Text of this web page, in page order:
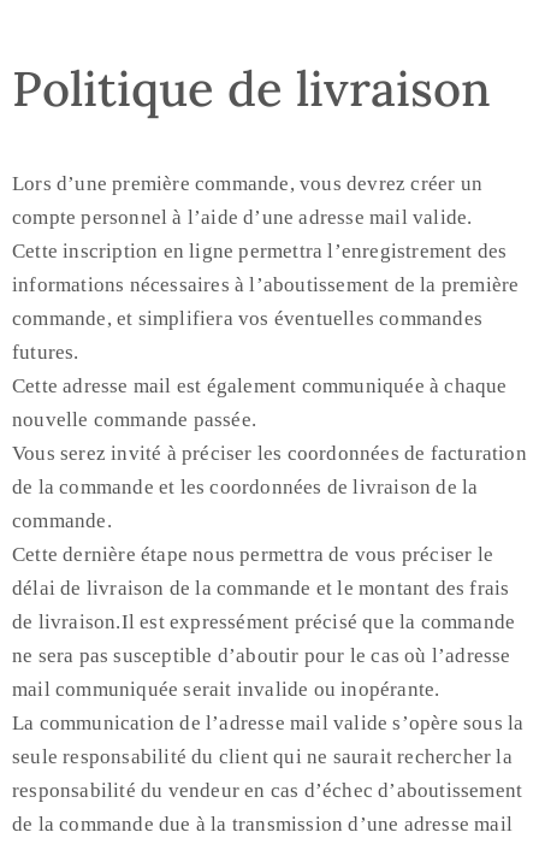
Politique de livraison
Lors d’une première commande, vous devrez créer un
compte personnel à l’aide d’une adresse mail valide.
Cette inscription en ligne permettra l’enregistrement des
informations nécessaires à l’aboutissement de la première
commande, et simplifiera vos éventuelles commandes
futures.
Cette adresse mail est également communiquée à chaque
nouvelle commande passée.
Vous serez invité à préciser les coordonnées de facturation
de la commande et les coordonnées de livraison de la
commande.
Cette dernière étape nous permettra de vous préciser le
délai de livraison de la commande et le montant des frais
de livraison.Il est expressément précisé que la commande
ne sera pas susceptible d’aboutir pour le cas où l’adresse
mail communiquée serait invalide ou inopérante.
La communication de l’adresse mail valide s’opère sous la
seule responsabilité du client qui ne saurait rechercher la
responsabilité du vendeur en cas d’échec d’aboutissement
de la commande due à la transmission d’une adresse mail